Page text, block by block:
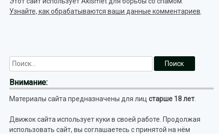
Узнайте, как обрабатываются ваши данные комментариев
Внимание:
Материалы сайта предназначены для лицстарше 18 лет
Движок сайта использует куки в своей работе. Продолжая
использовать сайт, вы соглашаетесь с принятой на нём